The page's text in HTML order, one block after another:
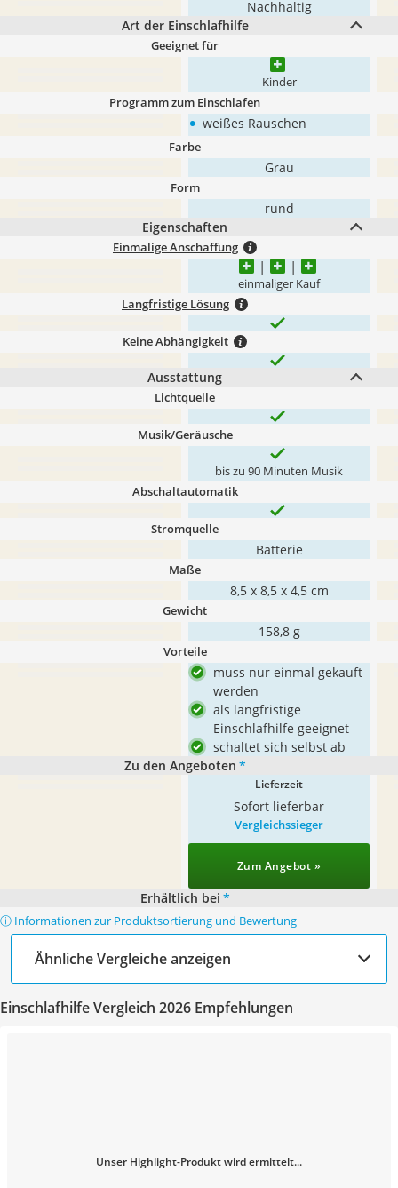
Nachhaltig
Art der Einschlafhilfe
Geeignet für
Kinder
Programm zum Einschlafen
• weißes Rauschen
Farbe
Grau
Form
rund
Eigenschaften
Einmalige Anschaffung
einmaliger Kauf
Langfristige Lösung
Keine Abhängigkeit
Ausstattung
Lichtquelle
Musik/Geräusche
bis zu 90 Minuten Musik
Abschaltautomatik
Stromquelle
Batterie
Maße
8,5 x 8,5 x 4,5 cm
Gewicht
158,8 g
Vorteile
muss nur einmal gekauft
werden
als langfristige
Einschlafhilfe geeignet
schaltet sich selbst ab
Zu den Angeboten *
Lieferzeit
Sofort lieferbar
Vergleichssieger
Zum Angebot »
Erhältlich bei *
ⓘ Informationen zur Produktsortierung und Bewertung
Ähnliche Vergleiche anzeigen
Einschlafhilfe Vergleich 2026 Empfehlungen
Unser Highlight-Produkt wird ermittelt...